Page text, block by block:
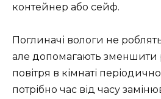
контейнер або сейф.
Поглиначі вологи не
але допомагають зменшити
повітря в кімнаті
потрібно час від часу